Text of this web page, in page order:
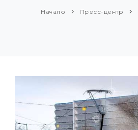
Начало Пресс-центр